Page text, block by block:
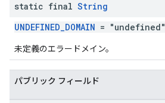
static final String
UNDEFINED_DOMAIN = "undefined"
未定義のエラードメイン。
パブリック フィールド